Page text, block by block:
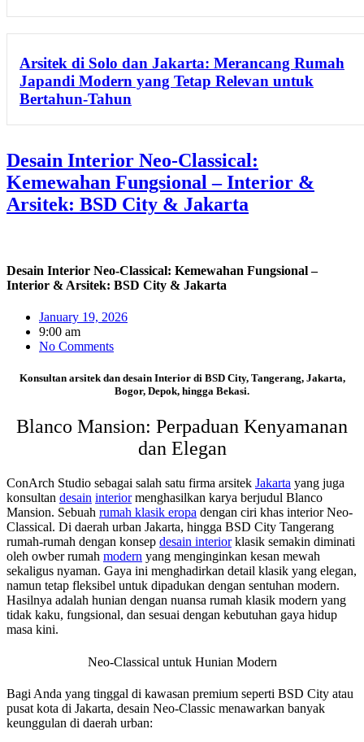
Arsitek di Solo dan Jakarta: Merancang Rumah
Japandi Modern yang Tetap Relevan untuk
Bertahun-Tahun
Desain Interior Neo-Classical:
Kemewahan Fungsional – Interior &
Arsitek: BSD City & Jakarta
Desain Interior Neo-Classical: Kemewahan Fungsional –
Interior & Arsitek: BSD City & Jakarta
January 19, 2026
9:00 am
No Comments
Konsultan arsitek dan desain Interior di BSD City, Tangerang, Jakarta,
Bogor, Depok, hingga Bekasi.
Blanco Mansion: Perpaduan Kenyamanan
dan Elegan
ConArch Studio sebagai salah satu firma arsitek Jakarta yang juga
konsultan desain interiormenghasilkan karya berjudul Blanco
Mansion. Sebuah rumah klasik eropa dengan ciri khas interior Neo-
Classical. Di daerah urban Jakarta, hingga BSD City Tangerang
rumah-rumah dengan konsep desain interiorklasik semakin diminati
oleh owber rumah modern yang menginginkan kesan mewah
sekaligus nyaman. Gaya ini menghadirkan detail klasik yang elegan,
namun tetap fleksibel untuk dipadukan dengan sentuhan modern.
Hasilnya adalah hunian dengan nuansa rumah klasik modern yang
tidak kaku, fungsional, dan sesuai dengan kebutuhan gaya hidup
masa kini.
Neo-Classical untuk Hunian Modern
Bagi Anda yang tinggal di kawasan premium seperti BSD City atau
pusat kota di Jakarta, desain Neo-Classic menawarkan banyak
keunggulan di daerah urban: